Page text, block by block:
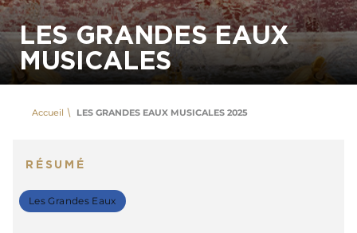
LES GRANDES EAUX
MUSICALES
Accueil LES GRANDES EAUX MUSICALES 2025
RÉSUMÉ
Les Grandes Eaux